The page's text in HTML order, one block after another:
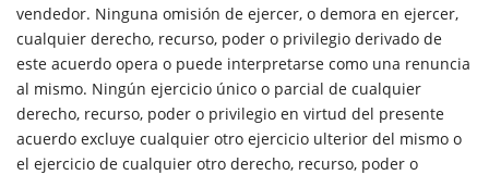
vendedor. Ninguna omisión de ejercer, o demora en ejercer,
cualquier derecho, recurso, poder o privilegio derivado de
este acuerdo opera o puede interpretarse como una renuncia
al mismo. Ningún ejercicio único o parcial de cualquier
derecho, recurso, poder o privilegio en virtud del presente
acuerdo excluye cualquier otro ejercicio ulterior del mismo o
el ejercicio de cualquier otro derecho, recurso, poder o